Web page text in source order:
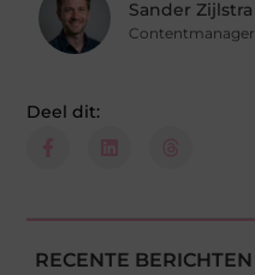
Sander Zijlstra
Contentmanager
Deel dit:
RECENTE BERICHTEN